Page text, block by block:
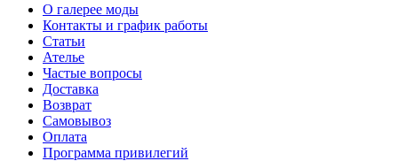
О галерее моды
Контакты и график работы
Статьи
Ателье
Частые вопросы
Доставка
Возврат
Самовывоз
Оплата
Программа привилегий